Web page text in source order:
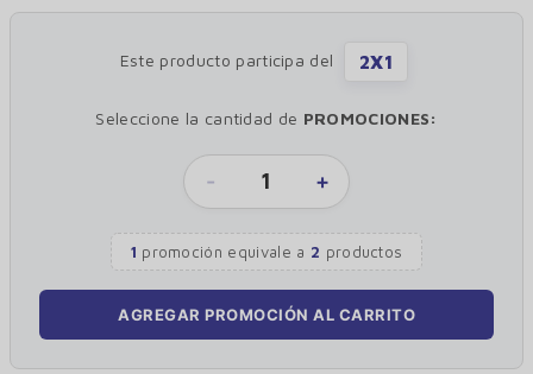
Este producto participa del 2X1
Seleccione la cantidad de PROMOCIONES:
- 1 +
1 promoción equivale a 2 productos
AGREGAR PROMOCIÓN AL CARRITO